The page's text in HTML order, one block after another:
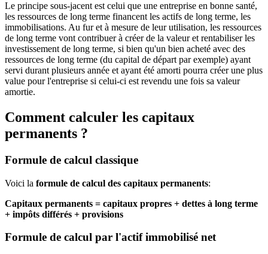
Le principe sous-jacent est celui que une entreprise en bonne santé,
les ressources de long terme financent les actifs de long terme, les
immobilisations. Au fur et à mesure de leur utilisation, les ressources
de long terme vont contribuer à créer de la valeur et rentabiliser les
investissement de long terme, si bien qu'un bien acheté avec des
ressources de long terme (du capital de départ par exemple) ayant
servi durant plusieurs année et ayant été amorti pourra créer une plus
value pour l'entreprise si celui-ci est revendu une fois sa valeur
amortie.
Comment calculer les capitaux
permanents ?
Formule de calcul classique
Voici la formule de calcul des capitaux permanents:
Capitaux permanents = capitaux propres + dettes à long terme
+ impôts différés + provisions
Formule de calcul par l'actif immobilisé net